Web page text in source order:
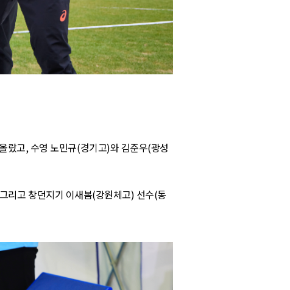
랐고, 수영 노민규(경기고)와 김준우(광성
그리고 창던지기 이새봄(강원체고) 선수(동